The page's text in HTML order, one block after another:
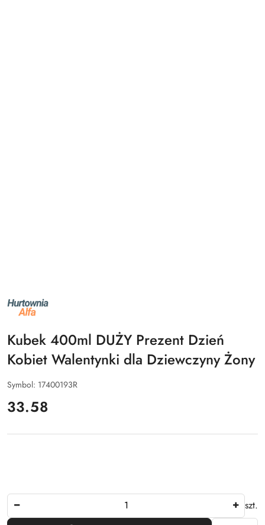
NAZWA
PRODUCENTA:
ALFA
Kubek 400ml DUŻY Prezent Dzień
Kobiet Walentynki dla Dziewczyny Żony
Symbol: 17400193R
cena:
33.58
szt.